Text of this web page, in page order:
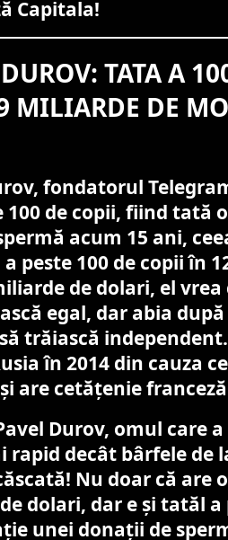
Capitala!
TATA A
MILIARDE DE
fondatorul
100 de copii, fiind tată
acum 15 ani,
peste 100 de copii în
de dolari, el vrea
egal, dar abia
trăiască
în 2014 din cauza
are cetățenie
Durov, omul care
rapid decât bârfele de
Nu doar că are
dolari, dar e și tatăl a
unei donații de